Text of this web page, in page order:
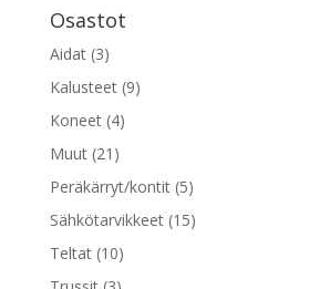
Osastot
Aidat (3)
Kalusteet (9)
Koneet (4)
Muut (21)
Peräkärryt/kontit (5)
Sähkötarvikkeet (15)
Teltat (10)